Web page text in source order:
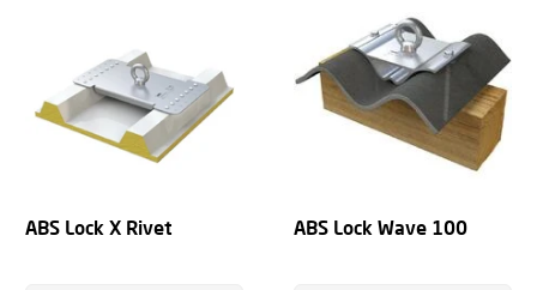
ABS Lock X Rivet ABS Lock Wave 100